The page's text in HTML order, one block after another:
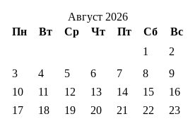
Август 2026
Пн
Вт Ср Чт Пт Сб
Вс
1
2
3
4 5 6 7 8
9
10
11 12 13 14 15
16
17
18 19 20 21 22
23